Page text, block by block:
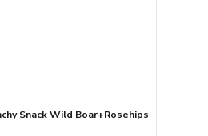
Snack Wild Boar+Rosehips